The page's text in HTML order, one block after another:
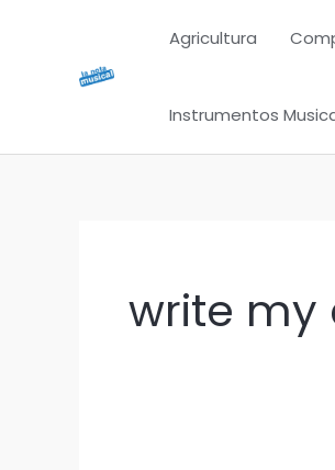
contenido
Agricultura
Instrumentos
write my